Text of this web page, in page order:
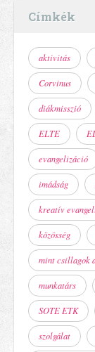
Címkék
aktivitás
Corvinus
diákmisszió
ELTE
evangelizáció
imádság
kreatív
közösség
mint csillagok
munkatárs
SOTE ETK
szolgálat